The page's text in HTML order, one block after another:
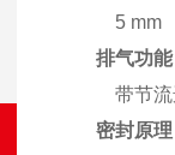
5 mm
排气功能
带节
密封原理